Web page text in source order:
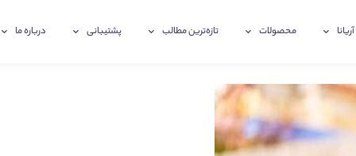
آریانا محصولات تازه‌ترین‌ مطالب پشتیبانی درباره ما